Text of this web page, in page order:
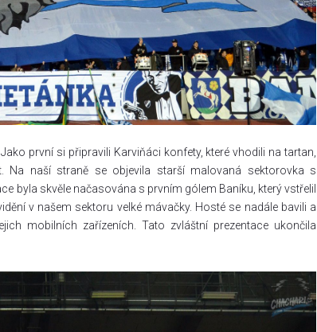
první si připravili Karviňáci konfety, které vhodili na tartan,
naší straně se objevila starší malovaná sektorovka s
byla skvěle načasována s prvním gólem Baníku, který vstřelil
v našem sektoru velké mávačky. Hosté se nadále bavili a
mobilních zařízeních. Tato zvláštní prezentace ukončila